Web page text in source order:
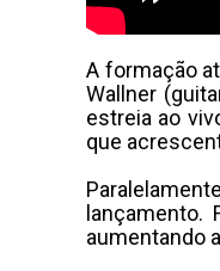
A formação
Wallner
estreia ao
que
lançamento.
aumentando